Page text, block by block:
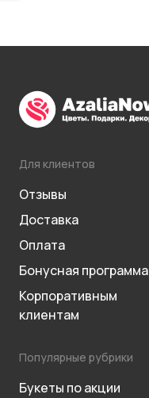
Для клиентов
Отзывы
Доставка
Оплата
Бонусная программа
Корпоративным
клиентам
Популярные рубрики
Букеты по акции